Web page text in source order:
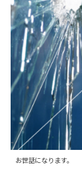
お世話になります。